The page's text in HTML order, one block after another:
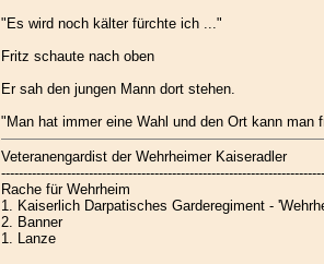
"Es wird noch kälter fürchte ich ..."
Fritz schaute nach oben
Er sah den jungen Mann dort stehen.
"Man hat immer eine Wahl und den Ort kann
Veteranengardist der Wehrheimer Kaiseradler
Rache für Wehrheim
1. Kaiserlich Darpatisches Garderegiment -
2. Banner
1. Lanze